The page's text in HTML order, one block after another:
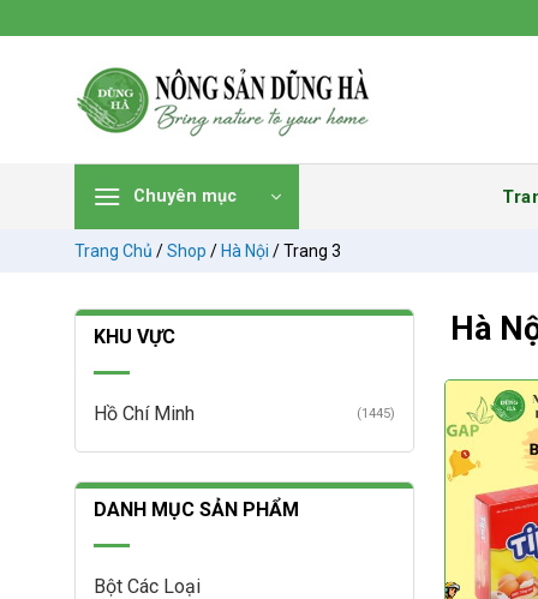
đến
Chuyên mục
Trang Chủ /Shop / Hà Nội /Trang 3
KHU VỰC
Hồ Chí Minh (1445)
DANH MỤC SẢN PHẨM
Bột Các Loại
Hà